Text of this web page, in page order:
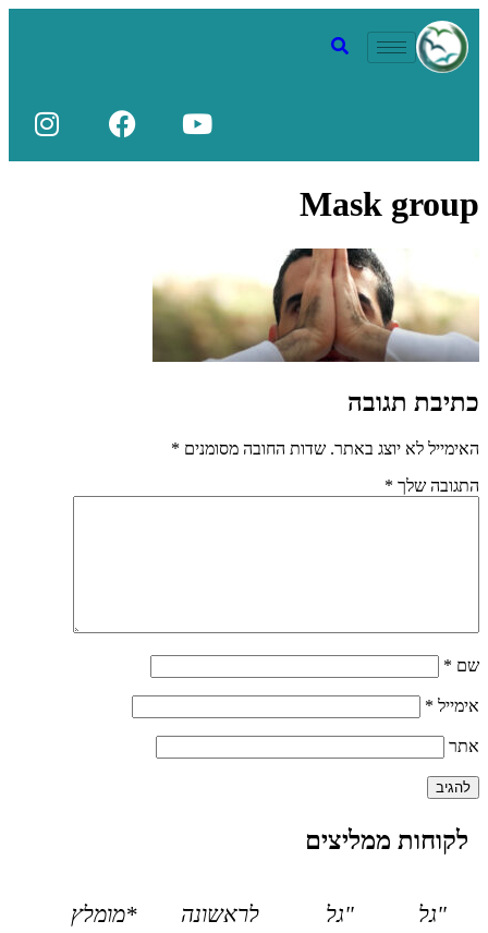
Mask group
כתיבת תגובה
האימייל לא יוצג באתר. שדות החובה מסומנים *
התגובה שלך *
שם *
אימייל *
אתר
לקוחות ממליצים
"גל
"גל
לראשונה
*מומלץ